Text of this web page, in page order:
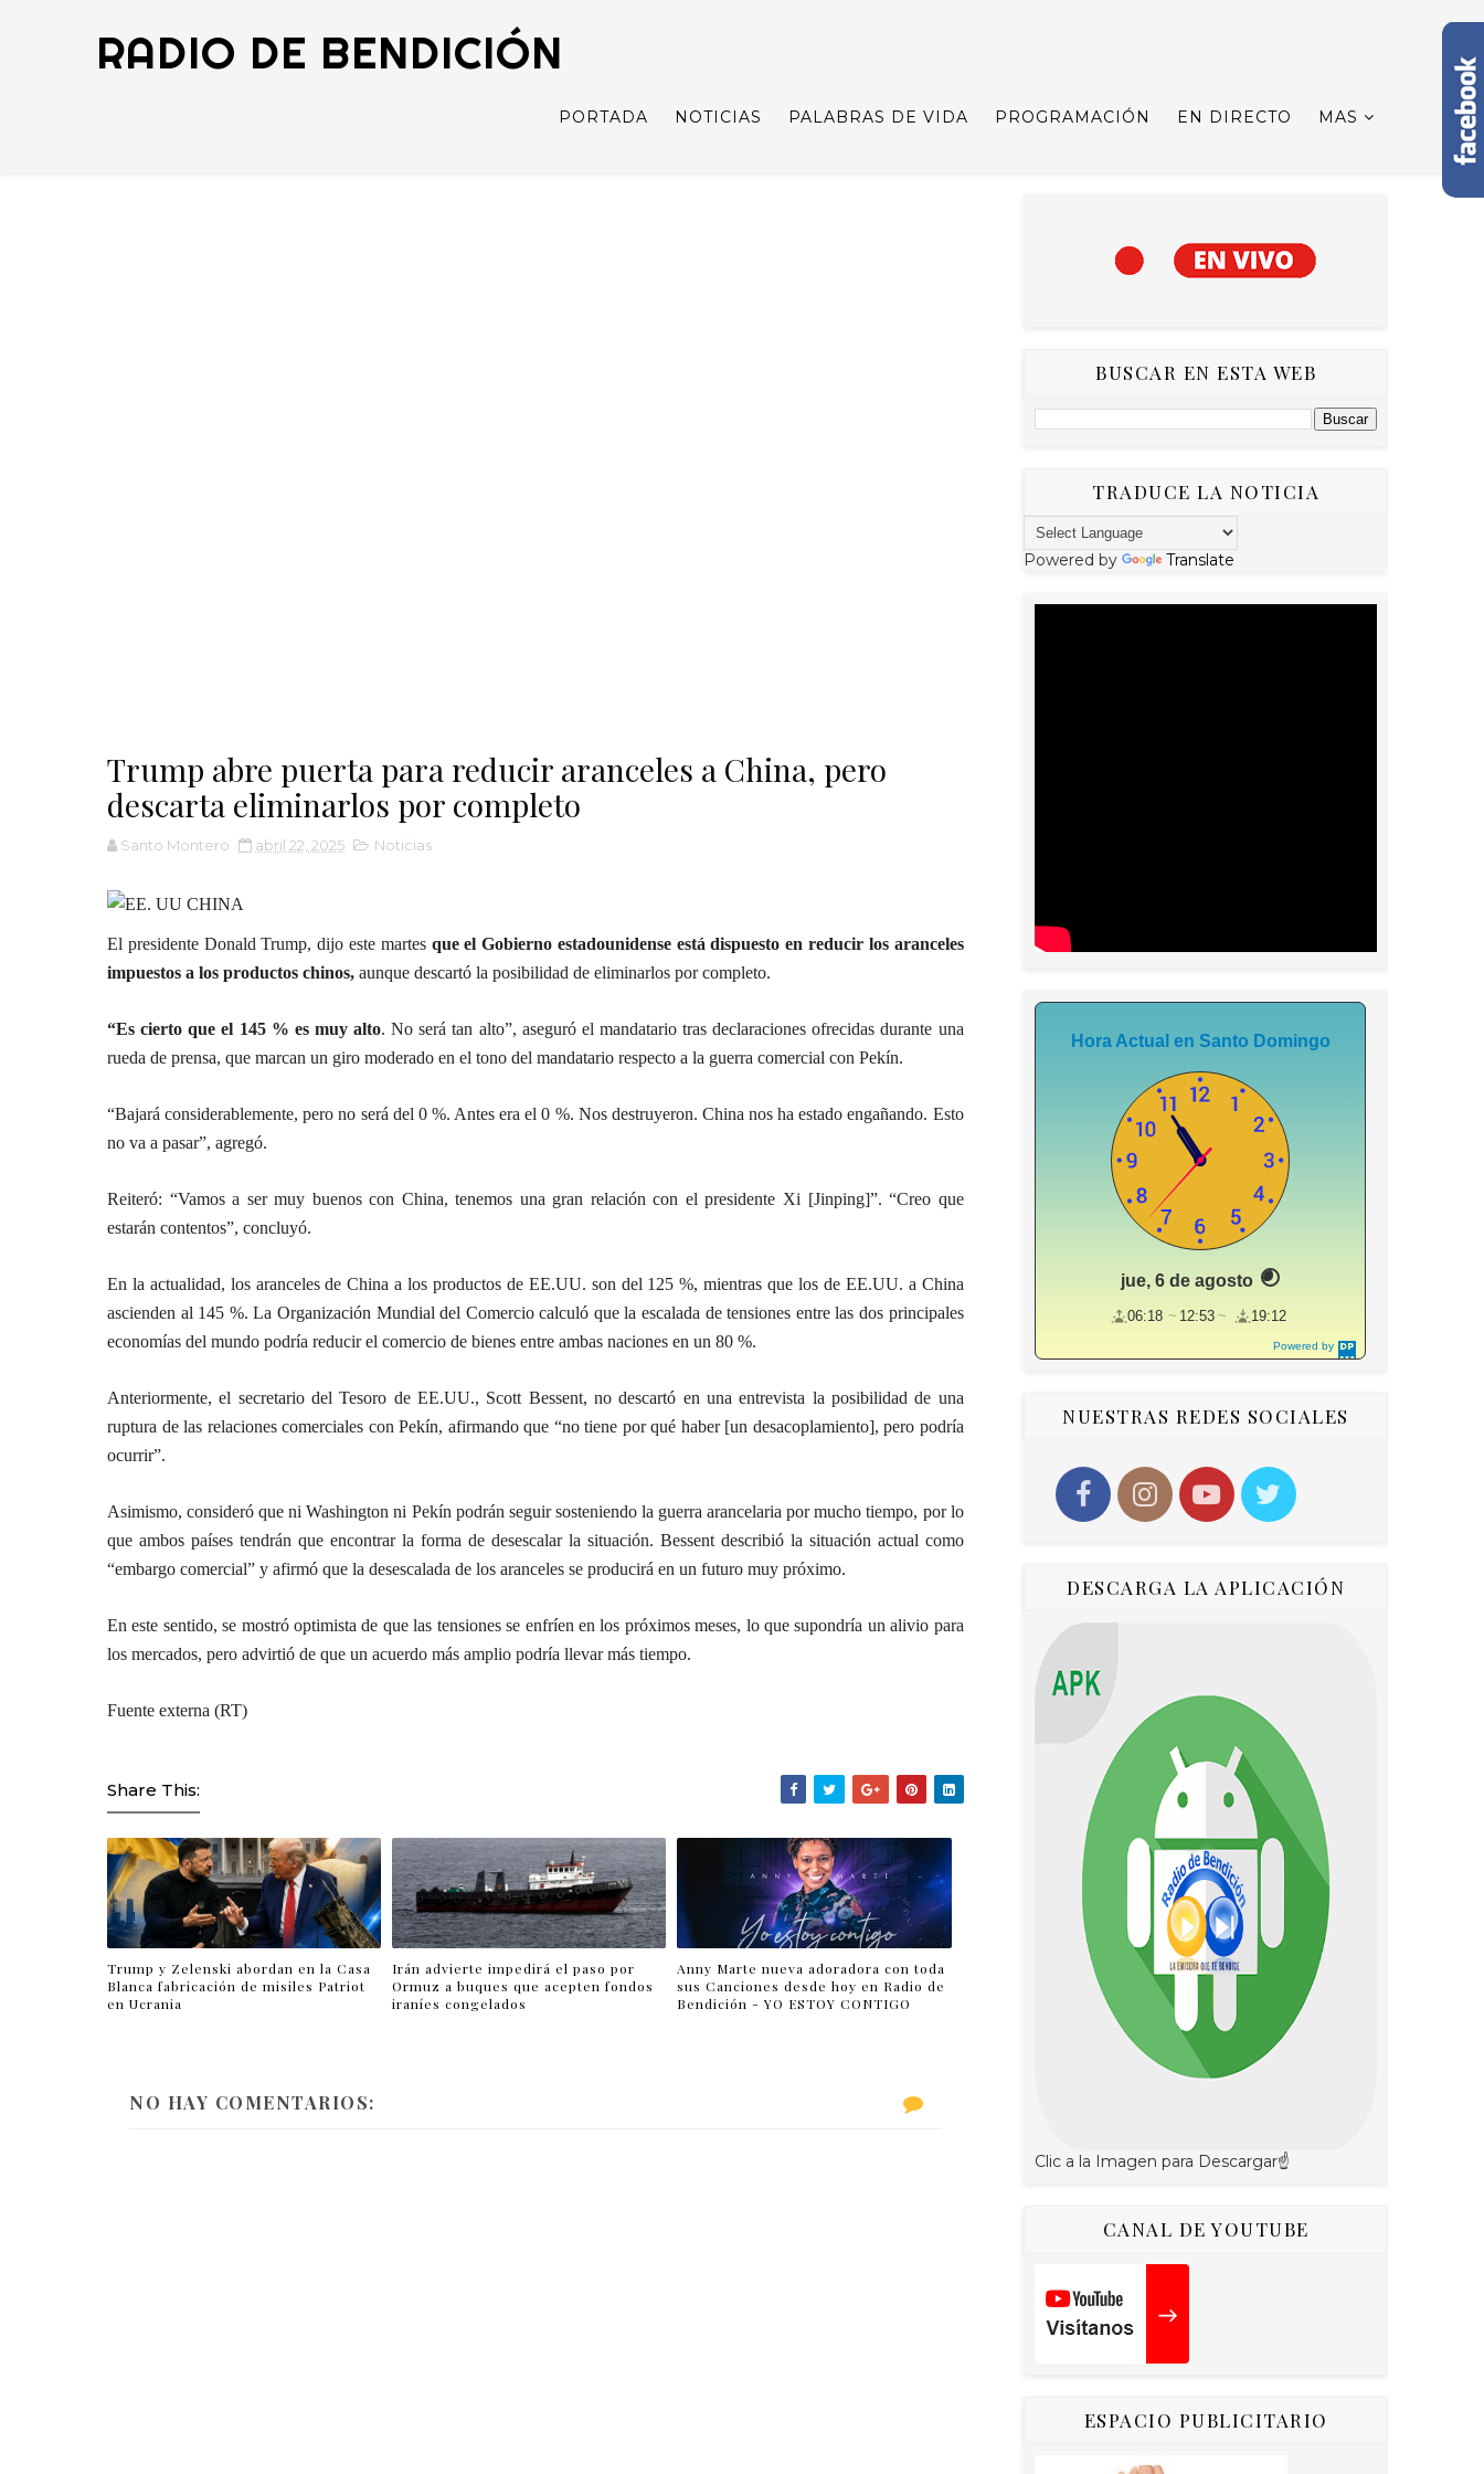
RADIO DE BENDICIÓN
PORTADA NOTICIAS PALABRAS DE VIDA PROGRAMACIÓN EN DIRECTO MAS
Trump abre puerta para reducir aranceles a China, pero
descarta eliminarlos por completo
Santo Montero abril 22, 2025 Noticias
El presidente Donald Trump, dijo este martes que el Gobierno estadounidense está dispuesto en reducir los aranceles
impuestos a los productos chinos, aunque descartó la posibilidad de eliminarlos por completo.
“Es cierto que el 145 % es muy alto. No será tan alto”, aseguró el mandatario tras declaraciones ofrecidas durante una
rueda de prensa, que marcan un giro moderado en el tono del mandatario respecto a la guerra comercial con Pekín.
“Bajará considerablemente, pero no será del 0 %. Antes era el 0 %. Nos destruyeron. China nos ha estado engañando. Esto
no va a pasar”, agregó.
Reiteró: “Vamos a ser muy buenos con China, tenemos una gran relación con el presidente Xi [Jinping]”. “Creo que
estarán contentos”, concluyó.
En la actualidad, los aranceles de China a los productos de EE.UU. son del 125 %, mientras que los de EE.UU. a China
ascienden al 145 %. La Organización Mundial del Comercio calculó que la escalada de tensiones entre las dos principales
economías del mundo podría reducir el comercio de bienes entre ambas naciones en un 80 %.
Anteriormente, el secretario del Tesoro de EE.UU., Scott Bessent, no descartó en una entrevista la posibilidad de una
ruptura de las relaciones comerciales con Pekín, afirmando que “no tiene por qué haber [un desacoplamiento], pero podría
ocurrir”.
Asimismo, consideró que ni Washington ni Pekín podrán seguir sosteniendo la guerra arancelaria por mucho tiempo, por lo
que ambos países tendrán que encontrar la forma de desescalar la situación. Bessent describió la situación actual como
“embargo comercial” y afirmó que la desescalada de los aranceles se producirá en un futuro muy próximo.
En este sentido, se mostró optimista de que las tensiones se enfríen en los próximos meses, lo que supondría un alivio para
los mercados, pero advirtió de que un acuerdo más amplio podría llevar más tiempo.
Fuente externa (RT)
Share This:
Trump y Zelenski abordan en la Casa
Blanca fabricación de misiles Patriot
en Ucrania
Irán advierte impedirá el paso por
Ormuz a buques que acepten fondos
iraníes congelados
Anny Marte nueva adoradora con toda
sus Canciones desde hoy en Radio de
Bendición - YO ESTOY CONTIGO
NO HAY COMENTARIOS:
BUSCAR EN ESTA WEB
TRADUCE LA NOTICIA
Powered by Translate
Powered by
DaysPedia.c
Hora Actual en Santo Domingo
jue, 6 de agosto
06:18 12:53 19:12
NUESTRAS REDES SOCIALES
DESCARGA LA APLICACIÓN
Clic a la Imagen para Descargar☝
CANAL DE YOUTUBE
ESPACIO PUBLICITARIO